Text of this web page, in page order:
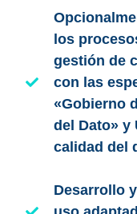
los
gestión de
con las
«Gobierno
del Dato» y
calidad del
Desarrollo